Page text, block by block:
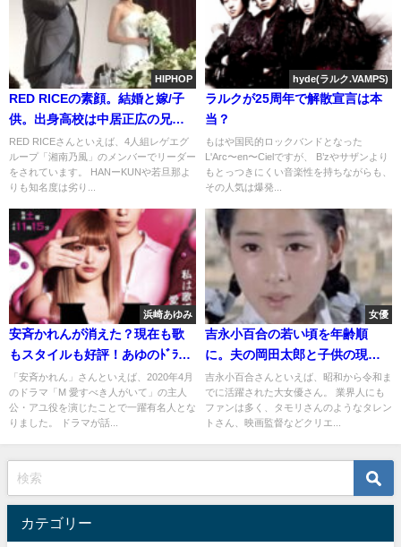
HIPHOP
RED RICEの素顔。結婚と嫁/子
供。出身高校は中居正広の兄と
一緒！
RED RICEさんといえば、4人組レゲエグ
ループ「湘南乃風」のメンバーでリーダー
をされています。 HANーKUNや若旦那よ
りも知名度は劣り...
hyde(ラルク.VAMPS)
ラルクが25周年で解散宣言は本
当？
もはや国民的ロックバンドとなった
L'Arc〜en〜Cielですが、 B’zやサザンより
もとっつきにくい音楽性を持ちながらも、
その人気は爆発...
浜崎あゆみ
安斉かれんが消えた？現在も歌
もスタイルも好評！あゆのﾄﾞﾗﾏ
[昔の写真]
「安斉かれん」さんといえば、2020年4月
のドラマ「M 愛すべき人がいて」の主人
公・アユ役を演じたことで一躍有名人とな
りました。 ドラマが話...
女優
吉永小百合の若い頃を年齢順
に。夫の岡田太郎と子供の現
在。渡哲也との関係
吉永小百合さんといえば、昭和から令和ま
でに活躍された大女優さん。 業界人にも
ファンは多く、タモリさんのようなタレン
トさん、映画監督などクリエ...
カテゴリー